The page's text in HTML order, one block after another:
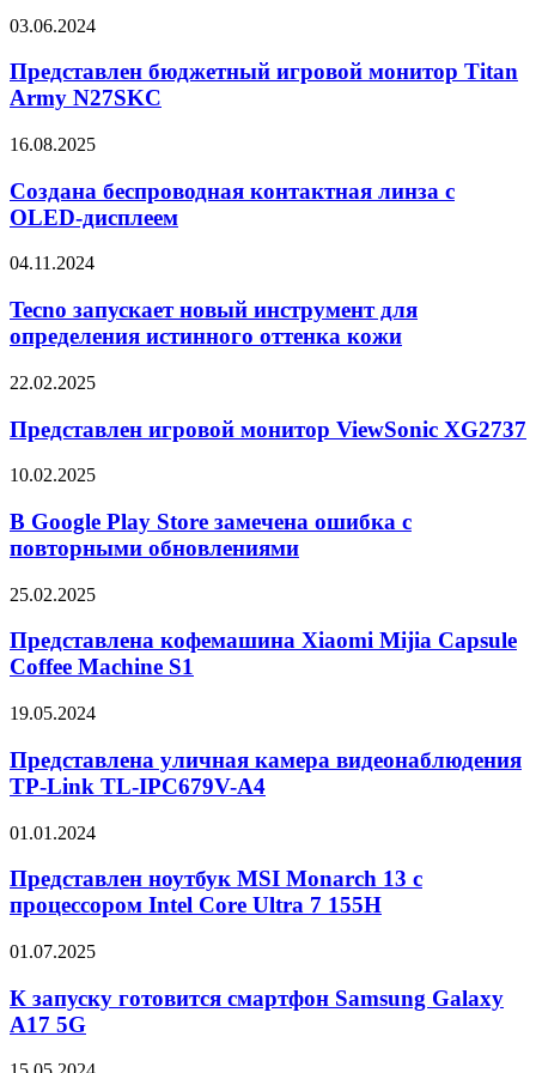
случаях
авторизацию
Microsoft
Представлен
игровой
монитор
Titan
N27SKC
03.06.2024
Представлен бюджетный игровой монитор Titan
Army N27SKC
Создана
контактная
линза
с
дисплеем
16.08.2025
Создана беспроводная контактная линза с
OLED-дисплеем
Tecno
новый
инструмент
для
истинного
кожи
04.11.2024
Tecno запускает новый инструмент для
определения истинного оттенка кожи
Представлен
монитор
ViewSonic
XG2737
22.02.2025
Представлен игровой монитор ViewSonic XG2737
В
Play
Store
замечена
с
обновлениями
10.02.2025
В Google Play Store замечена ошибка с
повторными обновлениями
Представлена
Xiaomi
Mijia
Capsule
Machine
25.02.2025
Представлена кофемашина Xiaomi Mijia Capsule
Coffee Machine S1
Представлена
камера
видеонаблюдения
TP-
TL-
A4
19.05.2024
Представлена уличная камера видеонаблюдения
TP-Link TL-IPC679V-A4
Представлен
MSI
Monarch
13
процессором
Core
Ultra
155H
01.01.2024
Представлен ноутбук MSI Monarch 13 с
процессором Intel Core Ultra 7 155H
К
готовится
смартфон
Samsung
01.07.2025
К запуску готовится смартфон Samsung Galaxy
A17 5G